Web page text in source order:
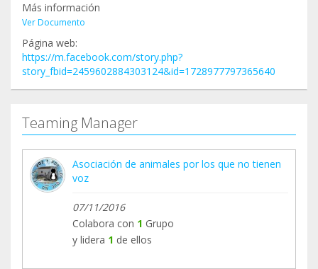
Más información
Ver Documento
Página web:
https://m.facebook.com/story.php?
story_fbid=2459602884303124&id=1728977797365640
Teaming Manager
Asociación de animales por los que no tienen
voz
07/11/2016
Colabora con 1 Grupo
y lidera 1 de ellos